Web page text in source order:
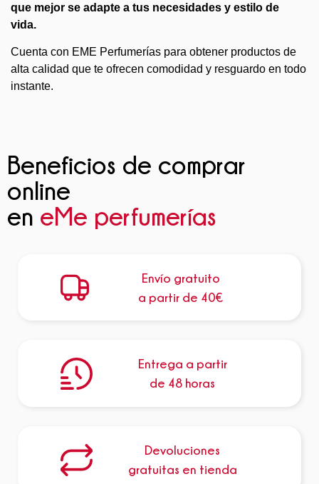
que mejor se adapte a tus necesidades y estilo de
vida.
Cuenta con EME Perfumerías para obtener productos de
alta calidad que te ofrecen comodidad y resguardo en todo
instante.
Beneficios de comprar
online
en eMe perfumerías
Envío gratuito
a partir de 40€
Entrega a partir
de 48 horas
Devoluciones
gratuitas en tienda